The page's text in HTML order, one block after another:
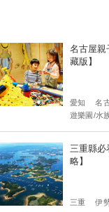
名古屋親
藏版】
愛知 名
遊樂園/水
三重縣必
略】
三重 伊